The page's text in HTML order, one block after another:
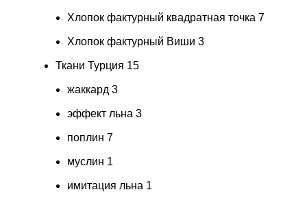
Хлопок фактурный квадратная точка 7
Хлопок фактурный Виши 3
Ткани Турция 15
жаккард 3
эффект льна 3
поплин 7
муслин 1
имитация льна 1